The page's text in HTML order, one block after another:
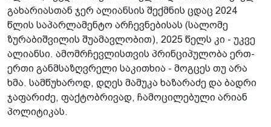
გახარიასთან ჯერ ალიანსის შექმნის ცდაც 2024
წლის საპარლამენტო არჩევნებისას (სალომე
ზურაბიშვილის შუამავლობით), 2025 წელს კი - უკვე
ალიანსი. ამომრჩევლისთვის პრინციპულობა ერთ-
ერთი განმსაზღვრელი საკითხია - მოგცეს თუ არა
ხმა. სამწუხაროდ, დღეს მამუკა ხაზარაძე და ბადრი
ჯაფარიძე, ფაქტობრივად, ჩამოცილებული არიან
პოლიტიკას.